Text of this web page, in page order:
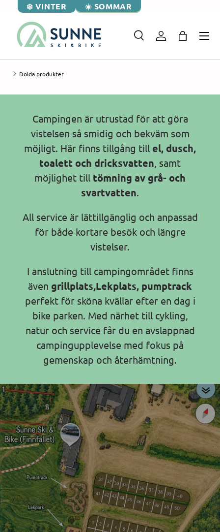
❄️ VINTER ☀️ SOMMAR
Dolda produkter
Campingen är utrustad för att göra
vistelsen så smidig och bekväm som
möjligt. Här finns tillgång till el, dusch,
toalett och dricksvatten , samt
möjlighet till tömning av grå- och
svartvatten.
All service är lättillgänglig och anpassad
för både kortare besök och längre
vistelser.
I anslutning till campingområdet finns
även grillplats,Lekplats, pumptrack
perfekt för sköna kvällar efter en dag i
bike parken. Med närhet till cykling,
natur och service får du en avslappnad
campingupplevelse med fokus på
gemenskap och återhämtning.